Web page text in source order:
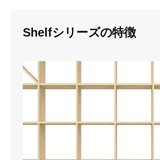
Shelfシリーズの特徴